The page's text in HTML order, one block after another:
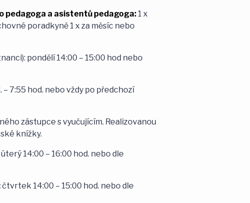
pedagoga a asistentů pedagoga: 1 x
poradkyně 1 x za měsíc nebo
pondělí 14:00 – 15:00 hod nebo
7:55 hod. nebo vždy po předchozí
zástupce s vyučujícím. Realizovanou
knížky.
úterý 14:00 – 16:00 hod. nebo dle
čtvrtek 14:00 – 15:00 hod. nebo dle